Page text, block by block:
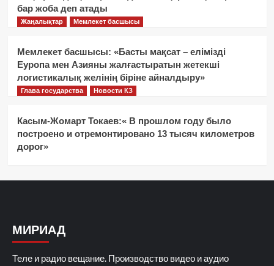
бар жоба деп атады
Жаңалықтар Мемлекет басшысы
Мемлекет басшысы: «Басты мақсат – елімізді
Еуропа мен Азияны жалғастыратын жетекші
логистикалық желінің біріне айналдыру»
Глава государства Новости КЗ
Касым-Жомарт Токаев:« В прошлом году было
построено и отремонтировано 13 тысяч километров
дорог»
МИРИАД
Теле и радио вещание. Производство видео и аудио